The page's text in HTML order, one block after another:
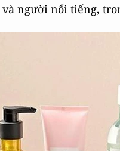
người nổi tiếng,